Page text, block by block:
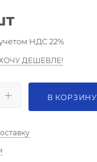
НДС 22%
ДЕШЕВЛЕ!
В КОРЗИНУ